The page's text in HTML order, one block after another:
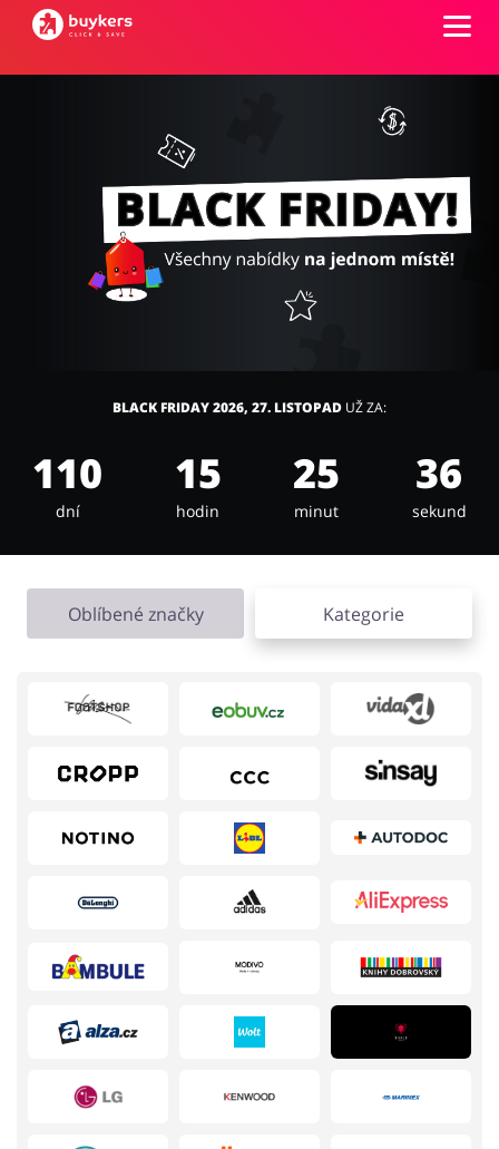
Kancelářské potřeby Chovatelské potřeby
Pro děti Dům, interiér a zahrada
Knihy, filmy, hry a hudba
Finance a pojištění Počítače foto a elektronika
Auto Oblečení, obuv a doplňky
Turistika a cestování
Obchody
Přihlásit se
Registrovat
BLACK FRIDAY 2026, 27. LISTOPAD UŽ ZA:
110
dní
15
hodin
25
minut
35
sekund
Oblíbené značky Kategorie